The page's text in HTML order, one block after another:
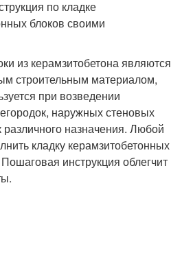
из керамзитобетона являются
строительным материалом,
при возведении
наружных стеновых
различного назначения. Любой
кладку керамзитобетонных
инструкция облегчит